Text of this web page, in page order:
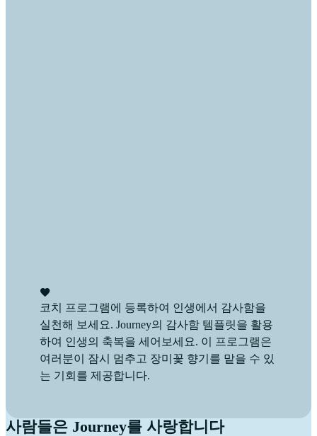
코치 프로그램에 등록하여 인생에서 감사함을
실천해 보세요. Journey의 감사함 템플릿을 활용
하여 인생의 축복을 세어보세요. 이 프로그램은
여러분이 잠시 멈추고 장미꽃 향기를 맡을 수 있
는 기회를 제공합니다.
사람들은 Journey를 사랑합니다